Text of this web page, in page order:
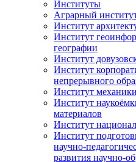
Институты
Аграрный
Институт
Институт
географии
Институт
Институт
непрерывного
Институт
Институт
материалов
Институт
Институт
научно-
развития научно-